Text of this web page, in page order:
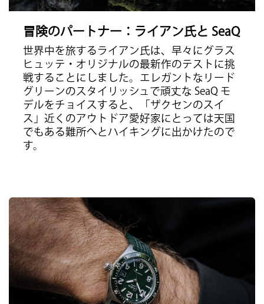
冒険のパートナー：ライアン氏と SeaQ
世界中を旅するライアン氏は、早々にグラス
ヒュッテ・オリジナルの最新作のテストに挑
戦することにしました。エレガントなリード
グリーンのスタイリッシュで頑丈な SeaQ モ
デルをチョイスすると、「ザクセンのスイ
ス」近くのアウトドア愛好家にとっては天国
でもある難所へとハイキングに出かけたので
す。